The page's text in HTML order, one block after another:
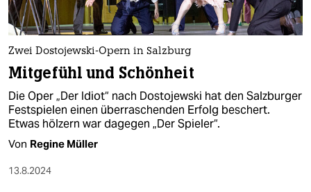
Zwei Dostojewski-Opern in Salzburg
Mitgefühl und Schönheit
Die Oper „Der Idiot“ nach Dostojewski hat den Salzburger
Festspielen einen überraschenden Erfolg beschert.
Etwas hölzern war dagegen „Der Spieler“.
Von Regine Müller
13.8.2024